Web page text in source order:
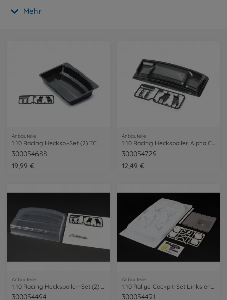
Mehr
Anbauteile
1:10 Racing Hecksp.-Set (2) TC Carbon-Lo.
300054688
19,99 €
Anbauteile
1:10 Racing Heckspoiler Alpha Carb.Dekor
300054729
12,49 €
Anbauteile
300054494
Anbauteile
300054491